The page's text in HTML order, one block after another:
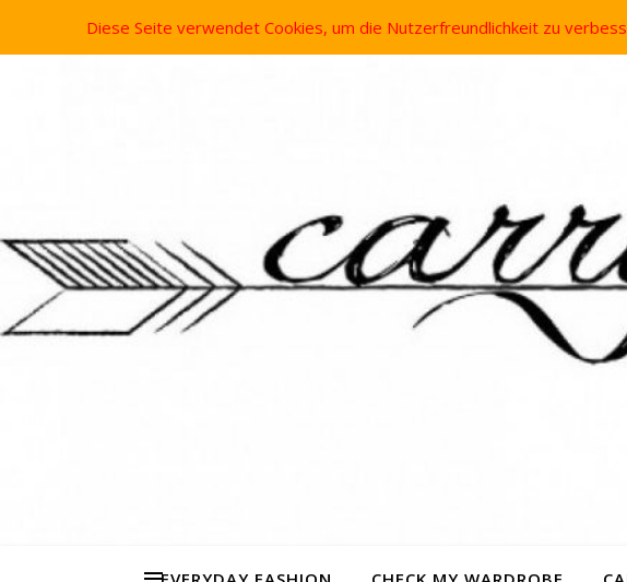
Diese Seite verwendet Cookies, um die Nutzerfreundlichkeit zu